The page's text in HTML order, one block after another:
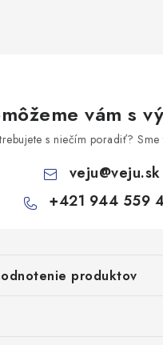
vám s
s niečím poradiť? Sme
veju@veju.sk
+421 944 559
produktov